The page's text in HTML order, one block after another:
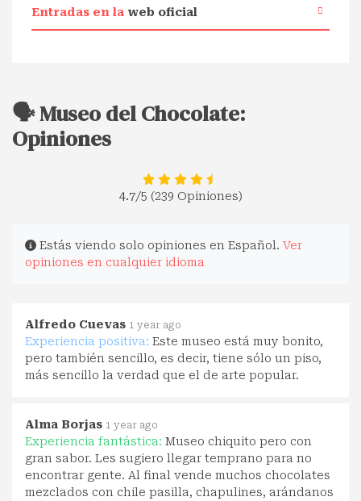
Entradas en la web oficial
🗣️ Museo del Chocolate:
Opiniones
4.7/5 (239 Opiniones)
Estás viendo solo opiniones en Español. Ver
opiniones en cualquier idioma
Alfredo Cuevas 1 year ago
Experiencia positiva: Este museo está muy bonito,
pero también sencillo, es decir, tiene sólo un piso,
más sencillo la verdad que el de arte popular.
Alma Borjas 1 year ago
Experiencia fantástica: Museo chiquito pero con
gran sabor. Les sugiero llegar temprano para no
encontrar gente. Al final vende muchos chocolates
mezclados con chile pasilla, chapulines, arándanos